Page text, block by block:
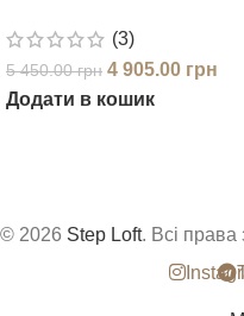
(3)
5 450.00грн 4 905.00 грн
Додати в кошик
© 2026 Step Loft. Всі права